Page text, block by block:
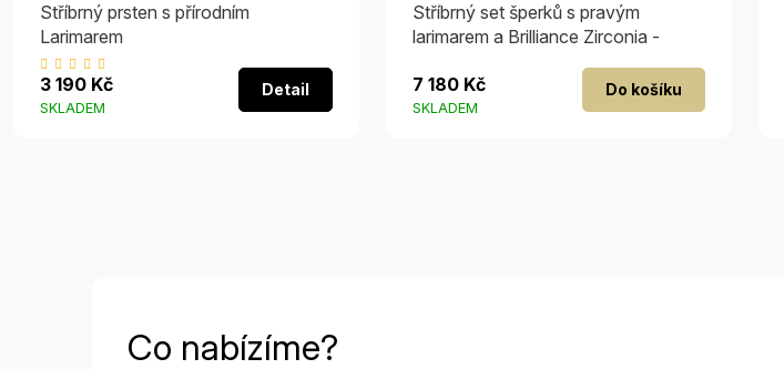
Stříbrný prsten s přírodním
Larimarem
hodnocení
SKLADEM
3 190 Kč Detail
Stříbrný set šperků s pravým
larimarem a Brilliance Zirconia -
SKLADEM
7 180 Kč Do košíku
Co nabízíme?